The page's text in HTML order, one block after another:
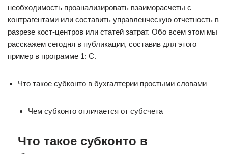
необходимость проанализировать взаиморасчеты с
контрагентами или составить управленческую отчетность в
разрезе кост-центров или статей затрат. Обо всем этом мы
расскажем сегодня в публикации, составив для этого
пример в программе 1: С.
Что такое субконто в бухгалтерии простыми словами
Чем субконто отличается от субсчета
Что такое субконто в